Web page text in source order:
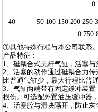
0
40
50 100 150 200 250
0 750
①其他特殊行程与本公司联系。
产品特征：
1、磁耦合式无杆气缸，活塞与
2、活塞的动作通过磁耦合力
比普通气缸少，最大行程比普
3、气缸两端带有固定缓冲装
损伤。可选配外置油压缓冲器
4、活塞腔与滑块隔开，防止